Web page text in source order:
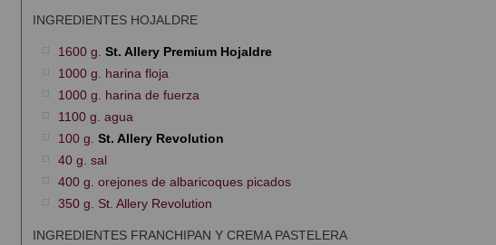
INGREDIENTES HOJALDRE
1600 g. St. Allery Premium Hojaldre
1000 g. harina floja
1000 g. harina de fuerza
1100 g. agua
100 g. St. Allery Revolution
40 g. sal
400 g. orejones de albaricoques picados
350 g. St. Allery Revolution
INGREDIENTES FRANCHIPAN Y CREMA PASTELERA